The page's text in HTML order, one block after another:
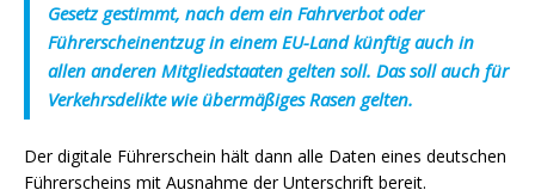
Gesetz gestimmt, nach dem ein Fahrverbot oder
Führerscheinentzug in einem EU-Land künftig auch in
allen anderen Mitgliedstaaten gelten soll. Das soll auch für
Verkehrsdelikte wie übermäßiges Rasen gelten.
Der digitale Führerschein hält dann alle Daten eines deutschen
Führerscheins mit Ausnahme der Unterschrift bereit.